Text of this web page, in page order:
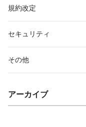
規約改定
セキュリティ
その他
アーカイブ